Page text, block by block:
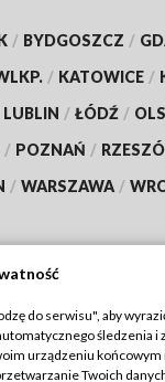
/ BYDGOSZCZ /
/ KATOWICE /
LUBLIN / ŁÓDŹ /
/ POZNAŃ /
/ WARSZAWA /
TVP
do serwisu", aby
śledzenia i
urządzeniu końcowym
Twoich